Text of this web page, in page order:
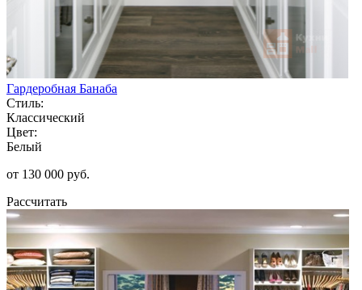
Гардеробная Банаба
Стиль:
Классический
Цвет:
Белый
от 130 000 руб.
Рассчитать